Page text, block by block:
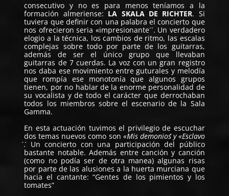
consecutivo y no es para menos teníamos a la
formación almeriense: LA SKALA DE RICHTER. Si
tuviera que definir con una palabra el concierto que
nos ofrecieron seria «impresionante´´. Un verdadero
elogio a la técnica, los cambios de ritmo, las escalas
complejas sobre todo por parte de los guitarras,
además de ser el único grupo que llevaban
guitarras de 7 cuerdas. La voz con un gran registro
nos daba ese movimiento entre guturales y melodía
que rompía ese monotonía que algunos grupos
tienen, por no hablar de la enorme personalidad de
su vocalista y de todo el carácter que derrochaban
todos los miembros sobre el escenario de la Sala
Gamma.
En esta actuación tuvimos el privilegio de escuchar
dos temas nuevos como son «Mis demonios´´ y «Esclavo
´´. Un concierto con una participación del público
bastante notable. Además entre canción y canción
(como no podía ser de otra manea) algunas risas
por parte de las alusiones a la huerta murciana que
hacia el cantante: “Gentes de los pimientos y los
tomates”